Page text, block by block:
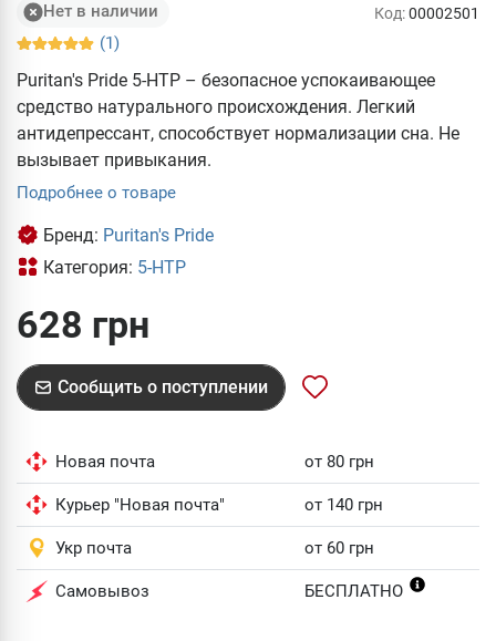
Нет в наличии
(1)
Код:00002501
Puritan's Pride 5-HTP – безопасное успокаивающее
средство натурального происхождения. Легкий
антидепрессант, способствует нормализации сна. Не
вызывает привыкания.
Подробнее о товаре
Бренд: Puritan's Pride
Категория: 5-HTP
628 грн
Сообщить о поступлении
Новая почта от 80 грн
Курьер "Новая почта" от 140 грн
Укр почта от 60 грн
Самовывоз БЕСПЛАТНО